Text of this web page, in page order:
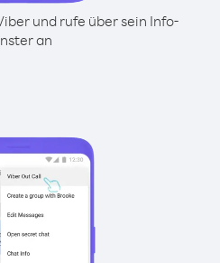
und rufe über sein Info-
an